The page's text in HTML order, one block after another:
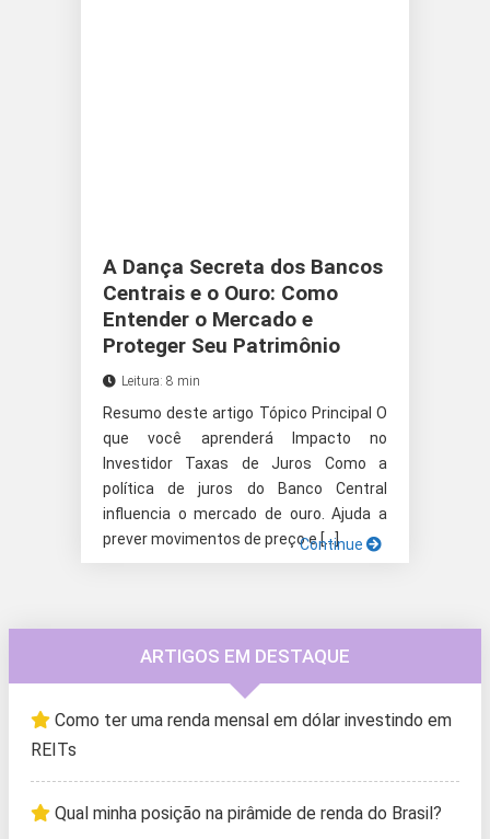
A Dança Secreta dos Bancos
Centrais e o Ouro: Como
Entender o Mercado e
Proteger Seu Patrimônio
Leitura: 8 min
Resumo deste artigo Tópico Principal O
que você aprenderá Impacto no
Investidor Taxas de Juros Como a
política de juros do Banco Central
influencia o mercado de ouro. Ajuda a
prever movimentos de preço e […]
Continue
ARTIGOS EM DESTAQUE
Como ter uma renda mensal em dólar investindo em
REITs
Qual minha posição na pirâmide de renda do Brasil?